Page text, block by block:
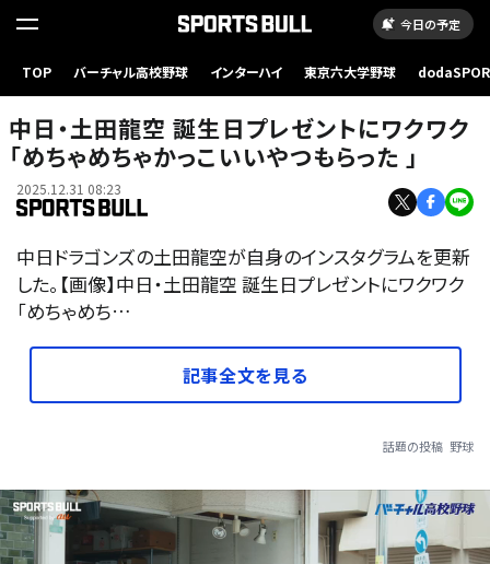
今日の予定
TOP バーチャル高校野球 インターハイ 東京六大学野球
中日・土田龍空 誕生日プレゼントにワクワク
「めちゃめちゃかっこいいやつもらった 」
2025.12.31 08:23
中日ドラゴンズの土田龍空が自身のインスタグラムを更新
した。【画像】中日・土田龍空 誕生日プレゼントにワクワク
「めちゃめち…
記事全文を見る
話題の投稿 野球